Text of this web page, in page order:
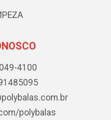
4100
polybalas